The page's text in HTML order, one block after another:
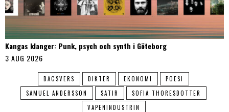
Kangas klanger: Punk, psych och synth i Göteborg
3 AUG 2026
DAGSVERS DIKTER EKONOMI
POESI
SAMUEL ANDERSSON
SATIR
SOFIA THORESDOTTER
VAPENINDUSTRIN